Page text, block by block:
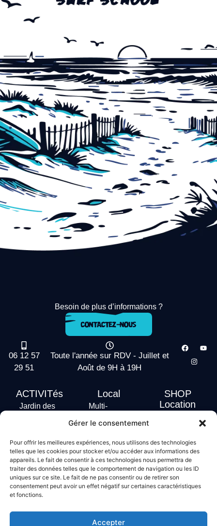
Gérer le consentement
Pour offrir les meilleures expériences, nous utilisons des technologies
telles que les cookies pour stocker et/ou accéder aux informations des
appareils. Le fait de consentir à ces technologies nous permettra de
traiter des données telles que le comportement de navigation ou les ID
uniques sur ce site. Le fait de ne pas consentir ou de retirer son
consentement peut avoir un effet négatif sur certaines caractéristiques
et fonctions.
Accepter
Besoin de plus d’informations ?
06 12 57
29 51
Toute l'année sur RDV - Juillet et
Août de 9H à 19H
ACTIVITés
Jardin des
Stand Up
Paddle
Bodyboard
Local
Multi-
Hébergement
SHOP
Location